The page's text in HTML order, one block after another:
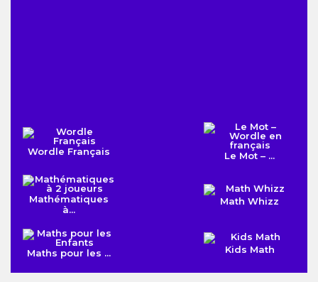
Wordle Français Le Mot – ...
Mathématiques
à...
Math Whizz
Maths pour les ... Kids Math